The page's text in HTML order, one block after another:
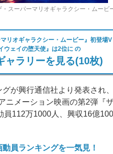
スーパーマリオギャラクシー・ムービ
リオギャラクシー・ムービー』初登
ウェイの堕天使』は2位に の
ャラリーを見る(10枚)
が興行通信社より発表され
ニメーション映画の第2弾『
112万1000人、興収16億
員ランキングを一気見！